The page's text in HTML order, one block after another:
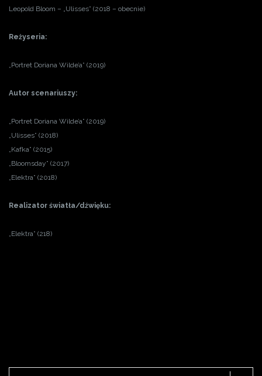
Leopold Bloom – „Ulisses” (2018 – obecnie)
Reżyseria:
„Portret Doriana Wilde’a” (2019)
Autor scenariuszy:
„Portret Doriana Wilde’a” (2019)
„Ulisses” (2018)
„Kafka” (2015)
„Bloomsday” (2017)
„Elektra” (2018)
Realizator światła/dźwięku:
„Elektra” (218)